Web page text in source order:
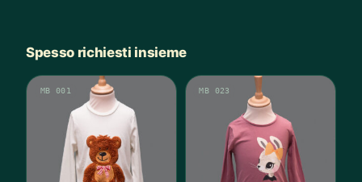
Spesso richiesti insieme
MB 001 MB 023